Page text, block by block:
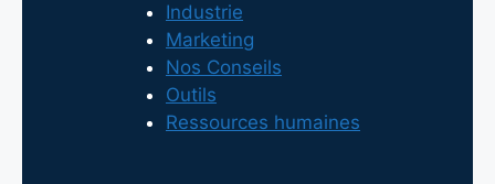
Industrie
Marketing
Nos Conseils
Outils
Ressources humaines